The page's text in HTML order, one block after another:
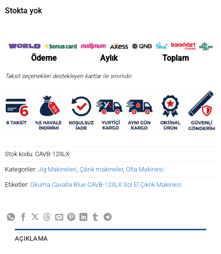
Stokta yok
Ödeme Aylık Toplam
Taksit seçenekleri destekleyen kartlar ile sınırlıdır.
Stok kodu: CAVB-12IILX
Kategoriler: Jig Makineleri Çıkrık makineler, Olta Makinesi
Etiketler: Okuma Cavalla Blue CAVB-12IILX Sol El Çıkrık Makinesi
AÇIKLAMA